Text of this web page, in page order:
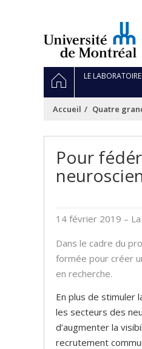
Navigation
principale
ACCUEILLE LABORATOIRE
Accueil Quatre
Pour
14 février 2019 –
Dans le cadre du
formée pour créer
en recherche.
En plus de stimuler
les secteurs des
d’augmenter la
recrutement